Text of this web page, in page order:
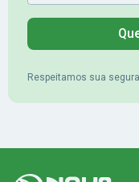
Respeitamos sua